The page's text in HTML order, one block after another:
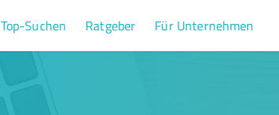
Top-Suchen Ratgeber Für Unternehmen